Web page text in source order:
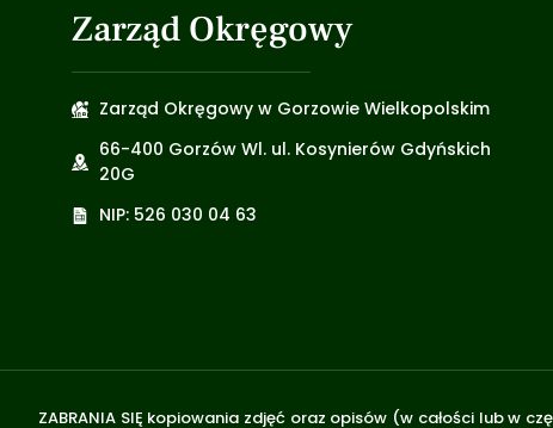
Zarząd Okręgowy
Zarząd Okręgowy w Gorzowie Wielkopolskim
66-400 Gorzów Wl. ul. Kosynierów Gdyńskich
20G
NIP: 526 030 04 63
ZABRANIA SIĘ kopiowania zdjęć oraz opisów (w całości lub w